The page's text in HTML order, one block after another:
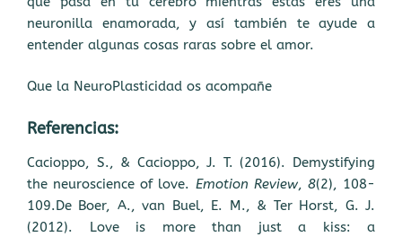
neuronilla enamorada, y así también te ayude a
entender algunas cosas raras sobre el amor.
Que la NeuroPlasticidad os acompañe
Referencias:
Cacioppo, S., & Cacioppo, J. T. (2016). Demystifying
the neuroscience of love. Emotion Review, 8(2), 108-
109.De Boer, A., van Buel, E. M., & Ter Horst, G. J.
(2012). Love is more than just a kiss: a